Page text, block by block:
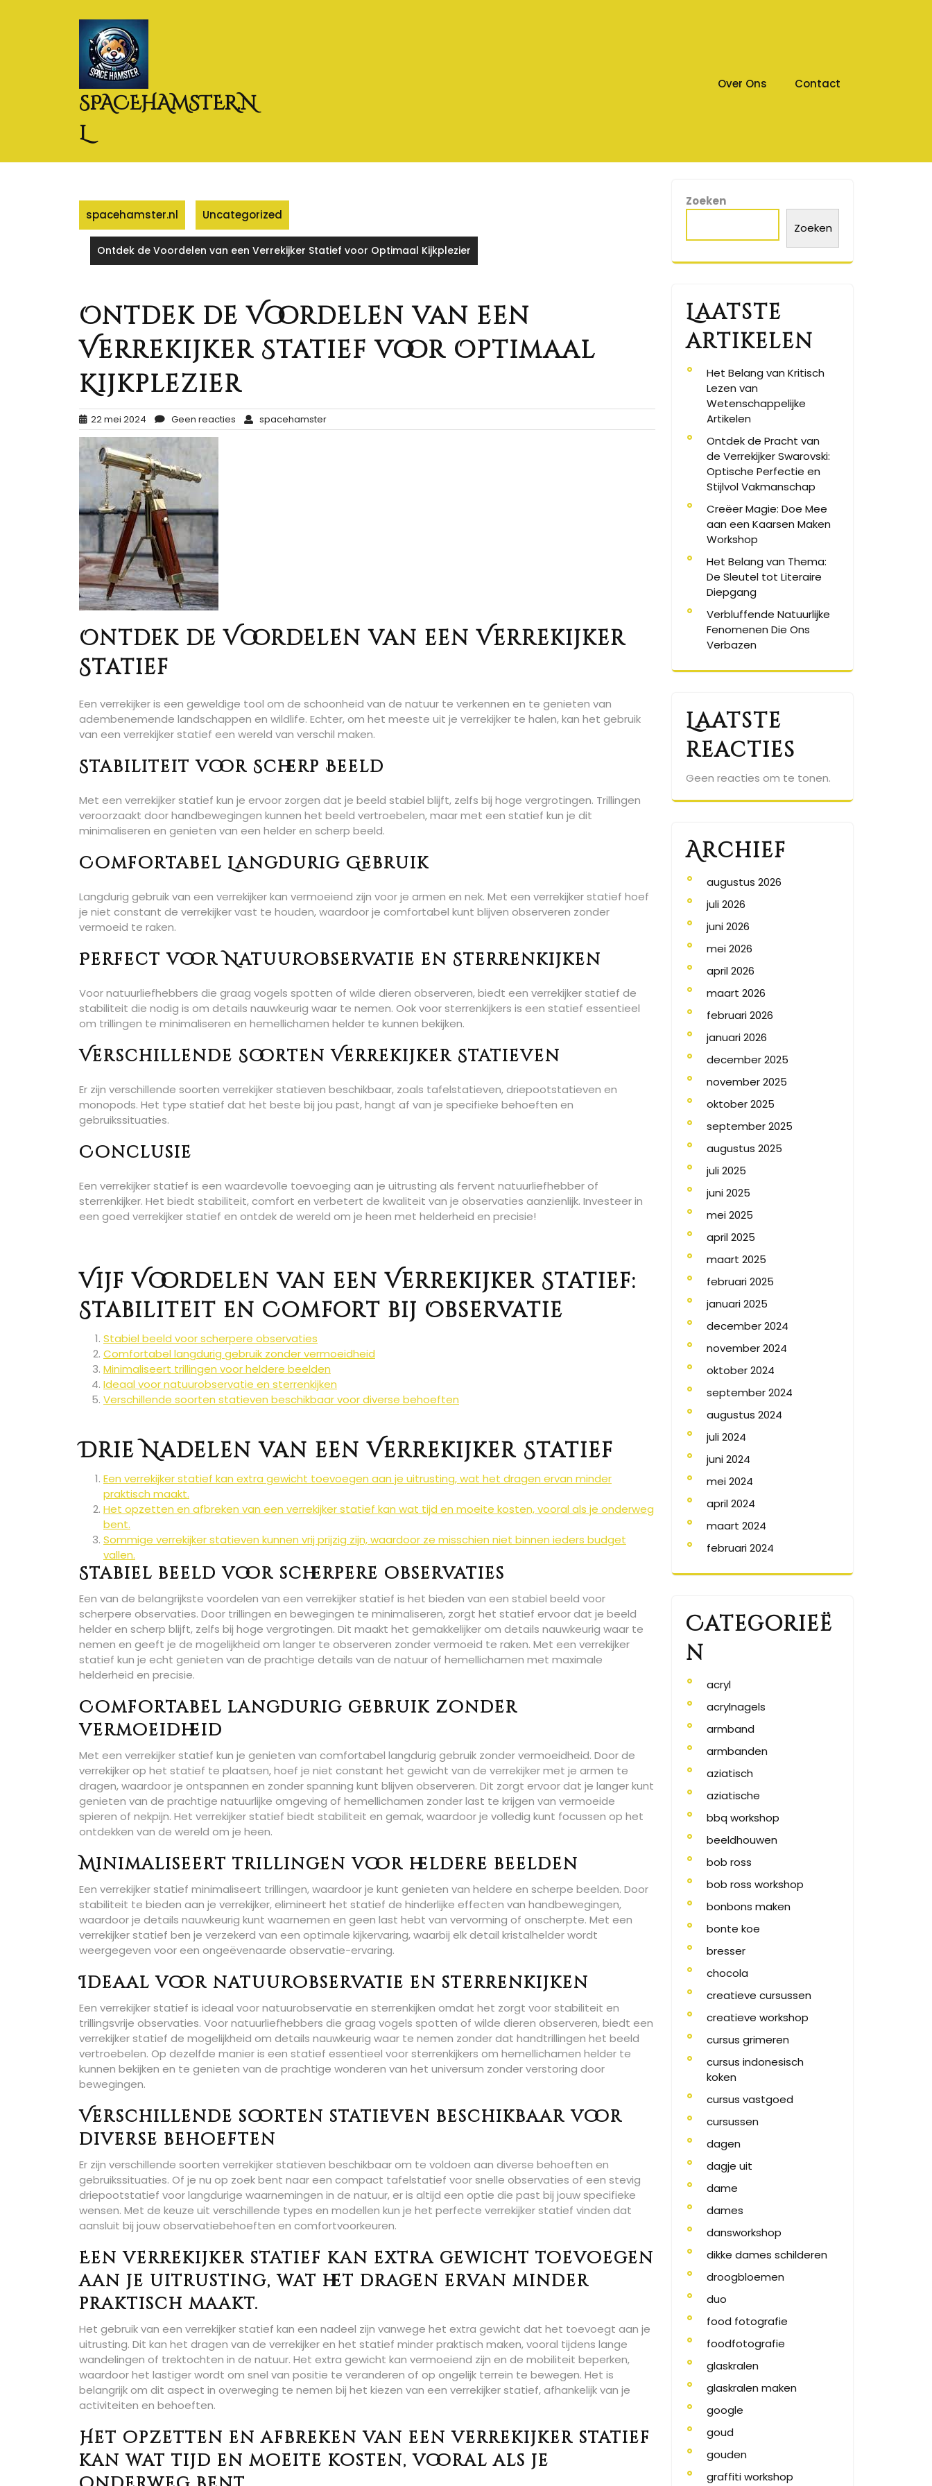
SPACEHAMSTER.N
L
Over Ons Contact
spacehamster.nl Uncategorized
Ontdek de Voordelen van een Verrekijker Statief voor Optimaal Kijkplezier
Ontdek de Voordelen van een
Verrekijker Statief voor Optimaal
Kijkplezier
22 mei 2024 Geen reacties spacehamster
Ontdek de Voordelen van een Verrekijker
Statief
Een verrekijker is een geweldige tool om de schoonheid van de natuur te verkennen en te genieten van
adembenemende landschappen en wildlife. Echter, om het meeste uit je verrekijker te halen, kan het gebruik
van een verrekijker statief een wereld van verschil maken.
Stabiliteit voor Scherp Beeld
Met een verrekijker statief kun je ervoor zorgen dat je beeld stabiel blijft, zelfs bij hoge vergrotingen. Trillingen
veroorzaakt door handbewegingen kunnen het beeld vertroebelen, maar met een statief kun je dit
minimaliseren en genieten van een helder en scherp beeld.
Comfortabel Langdurig Gebruik
Langdurig gebruik van een verrekijker kan vermoeiend zijn voor je armen en nek. Met een verrekijker statief hoef
je niet constant de verrekijker vast te houden, waardoor je comfortabel kunt blijven observeren zonder
vermoeid te raken.
Perfect voor Natuurobservatie en Sterrenkijken
Voor natuurliefhebbers die graag vogels spotten of wilde dieren observeren, biedt een verrekijker statief de
stabiliteit die nodig is om details nauwkeurig waar te nemen. Ook voor sterrenkijkers is een statief essentieel
om trillingen te minimaliseren en hemellichamen helder te kunnen bekijken.
Verschillende Soorten Verrekijker Statieven
Er zijn verschillende soorten verrekijker statieven beschikbaar, zoals tafelstatieven, driepootstatieven en
monopods. Het type statief dat het beste bij jou past, hangt af van je specifieke behoeften en
gebruikssituaties.
Conclusie
Een verrekijker statief is een waardevolle toevoeging aan je uitrusting als fervent natuurliefhebber of
sterrenkijker. Het biedt stabiliteit, comfort en verbetert de kwaliteit van je observaties aanzienlijk. Investeer in
een goed verrekijker statief en ontdek de wereld om je heen met helderheid en precisie!
Vijf Voordelen van een Verrekijker Statief:
Stabiliteit en Comfort bij Observatie
Stabiel beeld voor scherpere observaties
Comfortabel langdurig gebruik zonder vermoeidheid
Minimaliseert trillingen voor heldere beelden
Ideaal voor natuurobservatie en sterrenkijken
Verschillende soorten statieven beschikbaar voor diverse behoeften
Drie Nadelen van een Verrekijker Statief
Een verrekijker statief kan extra gewicht toevoegen aan je uitrusting, wat het dragen ervan minder
praktisch maakt.
Het opzetten en afbreken van een verrekijker statief kan wat tijd en moeite kosten, vooral als je onderweg
bent.
Sommige verrekijker statieven kunnen vrij prijzig zijn, waardoor ze misschien niet binnen ieders budget
vallen.
Stabiel beeld voor scherpere observaties
Een van de belangrijkste voordelen van een verrekijker statief is het bieden van een stabiel beeld voor
scherpere observaties. Door trillingen en bewegingen te minimaliseren, zorgt het statief ervoor dat je beeld
helder en scherp blijft, zelfs bij hoge vergrotingen. Dit maakt het gemakkelijker om details nauwkeurig waar te
nemen en geeft je de mogelijkheid om langer te observeren zonder vermoeid te raken. Met een verrekijker
statief kun je echt genieten van de prachtige details van de natuur of hemellichamen met maximale
helderheid en precisie.
Comfortabel langdurig gebruik zonder
vermoeidheid
Met een verrekijker statief kun je genieten van comfortabel langdurig gebruik zonder vermoeidheid. Door de
verrekijker op het statief te plaatsen, hoef je niet constant het gewicht van de verrekijker met je armen te
dragen, waardoor je ontspannen en zonder spanning kunt blijven observeren. Dit zorgt ervoor dat je langer kunt
genieten van de prachtige natuurlijke omgeving of hemellichamen zonder last te krijgen van vermoeide
spieren of nekpijn. Het verrekijker statief biedt stabiliteit en gemak, waardoor je volledig kunt focussen op het
ontdekken van de wereld om je heen.
Minimaliseert trillingen voor heldere beelden
Een verrekijker statief minimaliseert trillingen, waardoor je kunt genieten van heldere en scherpe beelden. Door
stabiliteit te bieden aan je verrekijker, elimineert het statief de hinderlijke effecten van handbewegingen,
waardoor je details nauwkeurig kunt waarnemen en geen last hebt van vervorming of onscherpte. Met een
verrekijker statief ben je verzekerd van een optimale kijkervaring, waarbij elk detail kristalhelder wordt
weergegeven voor een ongeëvenaarde observatie-ervaring.
Ideaal voor natuurobservatie en sterrenkijken
Een verrekijker statief is ideaal voor natuurobservatie en sterrenkijken omdat het zorgt voor stabiliteit en
trillingsvrije observaties. Voor natuurliefhebbers die graag vogels spotten of wilde dieren observeren, biedt een
verrekijker statief de mogelijkheid om details nauwkeurig waar te nemen zonder dat handtrillingen het beeld
vertroebelen. Op dezelfde manier is een statief essentieel voor sterrenkijkers om hemellichamen helder te
kunnen bekijken en te genieten van de prachtige wonderen van het universum zonder verstoring door
bewegingen.
Verschillende soorten statieven beschikbaar voor
diverse behoeften
Er zijn verschillende soorten verrekijker statieven beschikbaar om te voldoen aan diverse behoeften en
gebruikssituaties. Of je nu op zoek bent naar een compact tafelstatief voor snelle observaties of een stevig
driepootstatief voor langdurige waarnemingen in de natuur, er is altijd een optie die past bij jouw specifieke
wensen. Met de keuze uit verschillende types en modellen kun je het perfecte verrekijker statief vinden dat
aansluit bij jouw observatiebehoeften en comfortvoorkeuren.
Een verrekijker statief kan extra gewicht toevoegen
aan je uitrusting, wat het dragen ervan minder
praktisch maakt.
Het gebruik van een verrekijker statief kan een nadeel zijn vanwege het extra gewicht dat het toevoegt aan je
uitrusting. Dit kan het dragen van de verrekijker en het statief minder praktisch maken, vooral tijdens lange
wandelingen of trektochten in de natuur. Het extra gewicht kan vermoeiend zijn en de mobiliteit beperken,
waardoor het lastiger wordt om snel van positie te veranderen of op ongelijk terrein te bewegen. Het is
belangrijk om dit aspect in overweging te nemen bij het kiezen van een verrekijker statief, afhankelijk van je
activiteiten en behoeften.
Het opzetten en afbreken van een verrekijker statief
kan wat tijd en moeite kosten, vooral als je
Zoeken
Zoeken
Laatste
artikelen
Het Belang van Kritisch
Lezen van
Wetenschappelijke
Artikelen
Ontdek de Pracht van
de Verrekijker Swarovski:
Optische Perfectie en
Stijlvol Vakmanschap
Creëer Magie: Doe Mee
aan een Kaarsen Maken
Workshop
Het Belang van Thema:
De Sleutel tot Literaire
Diepgang
Verbluffende Natuurlijke
Fenomenen Die Ons
Verbazen
Laatste
reacties
Geen reacties om te tonen.
Archief
augustus 2026
juli 2026
juni 2026
mei 2026
april 2026
maart 2026
februari 2026
januari 2026
december 2025
november 2025
oktober 2025
september 2025
augustus 2025
juli 2025
juni 2025
mei 2025
april 2025
maart 2025
februari 2025
januari 2025
december 2024
november 2024
oktober 2024
september 2024
augustus 2024
juli 2024
juni 2024
mei 2024
april 2024
maart 2024
februari 2024
Categorieë
n
acryl
acrylnagels
armband
armbanden
aziatisch
aziatische
bbq workshop
beeldhouwen
bob ross
bob ross workshop
bonbons maken
bonte koe
bresser
chocola
creatieve cursussen
creatieve workshop
cursus grimeren
cursus indonesisch
koken
cursus vastgoed
cursussen
dagen
dagje uit
dame
dames
dansworkshop
dikke dames schilderen
droogbloemen
duo
food fotografie
foodfotografie
glaskralen
glaskralen maken
google
goud
gouden
graffiti workshop